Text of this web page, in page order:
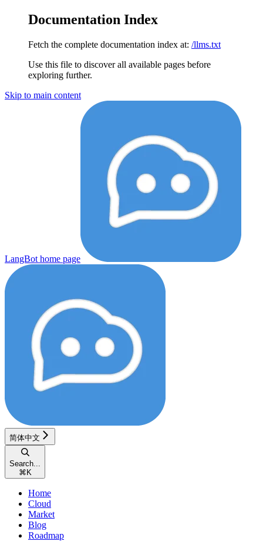
Documentation Index
Fetch the complete documentation index at: /llms.txt
Use this file to discover all available pages before
exploring further.
Skip to main content
LangBot home page
简体中文
Search...
⌘ K
Home
Cloud
Market
Blog
Roadmap